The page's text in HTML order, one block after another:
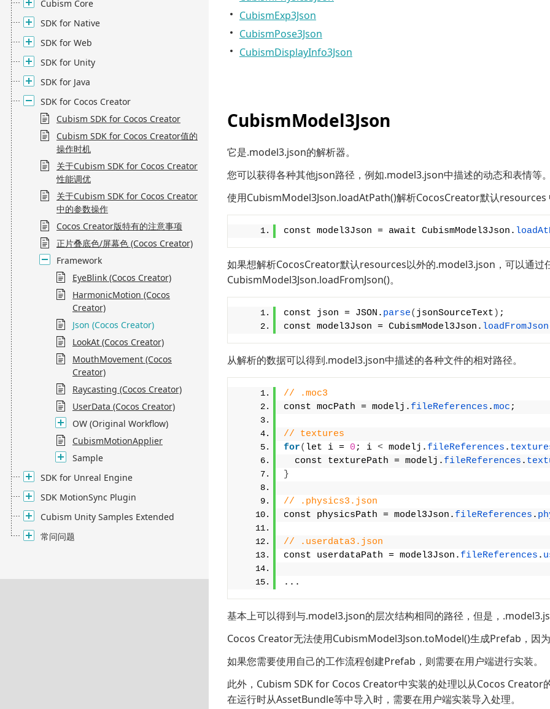
Cubism Core
SDK for Native
SDK for Web
SDK for Unity
SDK for Java
SDK for Cocos Creator
Cubism SDK for Cocos Creator
Cubism SDK for Cocos Creator值的
操作时机
关于Cubism SDK for Cocos Creator
性能调优
关于Cubism SDK for Cocos Creator
中的参数操作
Cocos Creator版特有的注意事项
正片叠底色/屏幕色 (Cocos Creator)
Framework
EyeBlink (Cocos Creator)
HarmonicMotion (Cocos
Creator)
Json (Cocos Creator)
LookAt (Cocos Creator)
MouthMovement (Cocos
Creator)
Raycasting (Cocos Creator)
UserData (Cocos Creator)
OW (Original Workflow)
CubismMotionApplier
Sample
SDK for Unreal Engine
SDK MotionSync Plugin
Cubism Unity Samples Extended
常问问题
CubismExp3Json
CubismPose3Json
CubismDisplayInfo3Json
CubismModel3Json
它是.model3.json的解析器。
您可以获得各种其他json路径，例如.model3.json中描述的动态和表情等。
使用CubismModel3Json.loadAtPath()解析CocosCreator默认resources
const model3Json = await CubismModel3Json.
如果想解析CocosCreator默认resources以外的.model3.json，可以通过
CubismModel3Json.loadFromJson()。
const json = JSON. parse( jsonSourceText ) ;
const model3Json = CubismModel3Json. loadFromJson
从解析的数据可以得到.model3.json中描述的各种文件的相对路径。
// .moc3
const mocPath = modelj. fileReferences .moc ;
// textures
for( let i = 0 ; i < modelj. fileReferences .
  const texturePath = modelj.
fileReferences .
}
// .physics3.json
const physicsPath = model3Json. fileReferences .
// .userdata3.json
const userdataPath = model3Json. fileReferences .
...
基本上可以得到与.model3.json的层次结构相同的路径，但是，
Cocos Creator无法使用CubismModel3Json.toModel()生成Prefab，因
如果您需要使用自己的工作流程创建Prefab，则需要在用户端进行实装。
此外，Cubism SDK for Cocos Creator中实装的处理以从Cocos Creator
在运行时从AssetBundle等中导入时，需要在用户端实装导入处理。